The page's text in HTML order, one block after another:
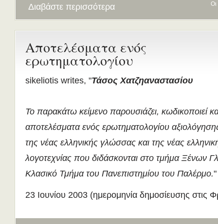
Οι
Διαβάστε περισσότερα
Αποτελέσματα ενός
ερωτηματολογίου
sikeliotis writes, "Τάσος Χατζηαναστασίου
Το παρακάτω κείμενο παρουσιάζει, κωδικοποιεί
αποτελέσματα ενός ερωτηματολογίου
της νέας ελληνικής γλώσσας και της νέας
λογοτεχνίας που διδάσκονται στο τμήμα Ξένων
Κλασικό Τμήμα του Πανεπιστημίου του Παλέρμο."
23 Ιουνίου 2003 (ημερομηνία δημοσίευσης στις